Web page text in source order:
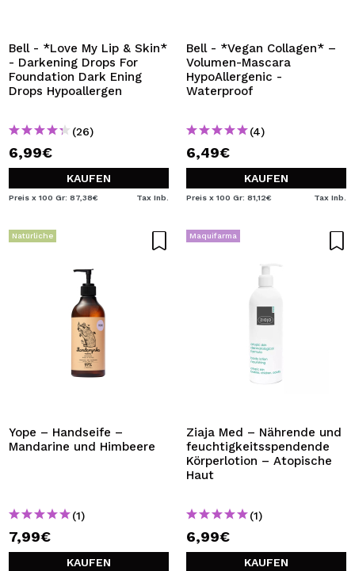
Bell - *Love My Lip & Skin*
- Darkening Drops For
Foundation Dark Ening
Drops Hypoallergen
(26)
6,99€
KAUFEN
Preis x 100 Gr: 87,38€ Tax Inb.
Bell - *Vegan Collagen* –
Volumen-Mascara
HypoAllergenic -
Waterproof
(4)
6,49€
KAUFEN
Preis x 100 Gr: 81,12€ Tax Inb.
Natürliche
Yope – Handseife –
Mandarine und Himbeere
(1)
7,99€
KAUFEN
Maquifarma
Ziaja Med – Nährende und
feuchtigkeitsspendende
Körperlotion – Atopische
Haut
(1)
6,99€
KAUFEN